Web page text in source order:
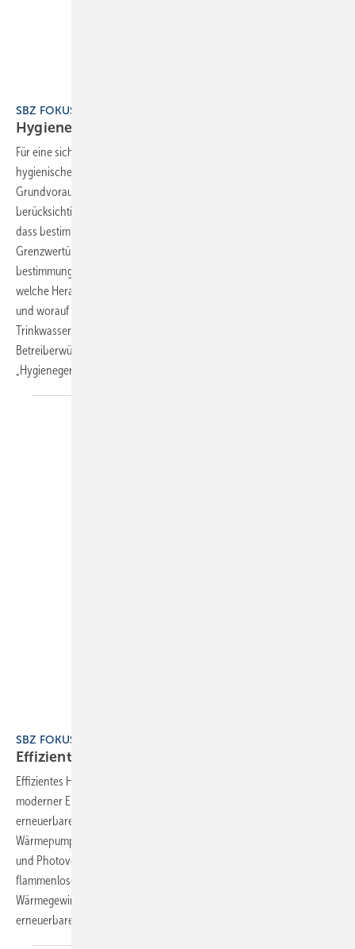
SBZ FOKUS 10 Hygienegerechte Trinkwasser-Installationen
Hygienegerechte
Für eine sichere Versorgung mit Trinkwasser ist die Einhaltung der
hygienischen Anforderungen in der Trinkwasser-Installation
Grundvoraussetzung. Dabei sind viele verschiedene Aspekte zu
berücksichtigen. Die Installation muss so geplant und ausgeführt sein,
dass bestimmte Warm- und Kaltwassertemperaturen eingehalten,
Grenzwertüberschreitungen vermieden und ein
bestimmungsgemäßer Betrieb sichergestellt werden können. Auf
welche Herausforderungen SHK-Betriebe hier in der Praxis treffen
und worauf sie im täglichen Spannungsfeld zwischen
Trinkwasserhygiene, Energieeffizienz, Normvorgaben und
Betreiberwünschen achten sollten, zeigt der SBZ-Fokus
„Hygienegerechte
SBZ FOKUS 9 Effizient heizen mit erneuerbaren Energien
Effizient heizen mit erneuerbaren
Effizientes Heizen mit erneuerbaren Energien steht im Fokus
moderner Energiekonzepte. Hybridheizungen kombinieren
erneuerbare und fossile Quellen als Übergangslösung. PVT-
Wärmepumpen-Systeme nutzen gleichzeitig solarthermische Wärme
und Photovoltaikstrom. Beim Heizen mit Biomasse ermöglicht ein
flammenloser Verbrennungsvorgang nahezu emissionsfreie
Wärmegewinnung. Mehr dazu im SBZ-Fokus: Effizient heizen mit
erneuerbaren